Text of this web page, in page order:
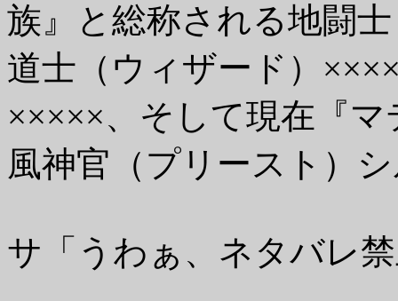
族』と総称される地闘
道士（ウィザード）
×××××、そして現在『
風神官（プリースト）
サ「うわぁ、ネタバレ